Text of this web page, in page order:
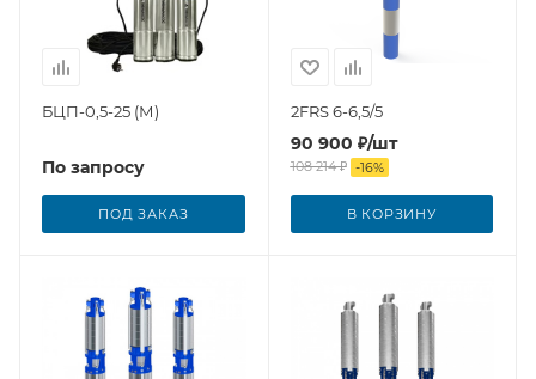
БЦП-0,5-25 (М)
По запросу
ПОД ЗАКАЗ
2FRS 6-6,5/5
90 900 ₽/шт
108 214₽ -16%
В КОРЗИНУ